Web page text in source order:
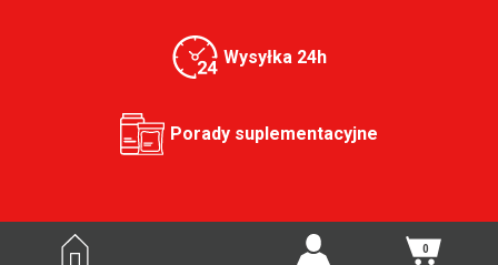
0
Wysyłka 24h
Porady suplementacyjne